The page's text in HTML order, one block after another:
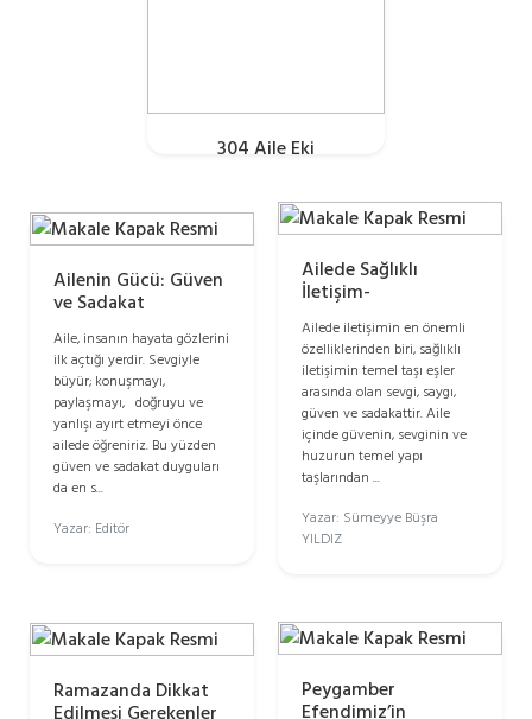
304 Aile Eki
Ailenin Gücü: Güven
ve Sadakat
Aile, insanın hayata gözlerini
ilk açtığı yerdir. Sevgiyle
büyür; konuşmayı,
paylaşmayı, doğruyu ve
yanlışı ayırt etmeyi önce
ailede öğreniriz. Bu yüzden
güven ve sadakat duyguları
da en s...
Yazar: Editör
Ailede Sağlıklı
İletişim-
Ailede iletişimin en önemli
özelliklerinden biri, sağlıklı
iletişimin temel taşı eşler
arasında olan sevgi, saygı,
güven ve sadakattir. Aile
içinde güvenin, sevginin ve
huzurun temel yapı
taşlarından ...
Yazar: Sümeyye Büşra
YILDIZ
Ramazanda Dikkat
Edilmesi Gerekenler
Peygamber
Efendimiz’in